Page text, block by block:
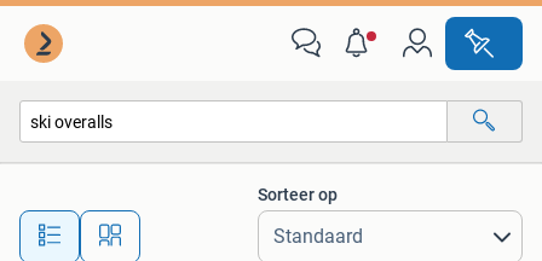
Alle afstanden…
Sorteer op